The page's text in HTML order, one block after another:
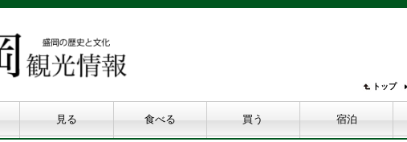
トップ
見る 食べる 買う 宿泊